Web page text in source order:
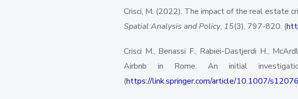
Crisci, M. (2022). The impact of the real estate
Spatial Analysis and Policy, 15(3), 797-820. (
Crisci M., Benassi F., Rabiei-Dastjerdi H.,
Airbnb in Rome. An initial
(https://link.springer.com/article/10.1007/